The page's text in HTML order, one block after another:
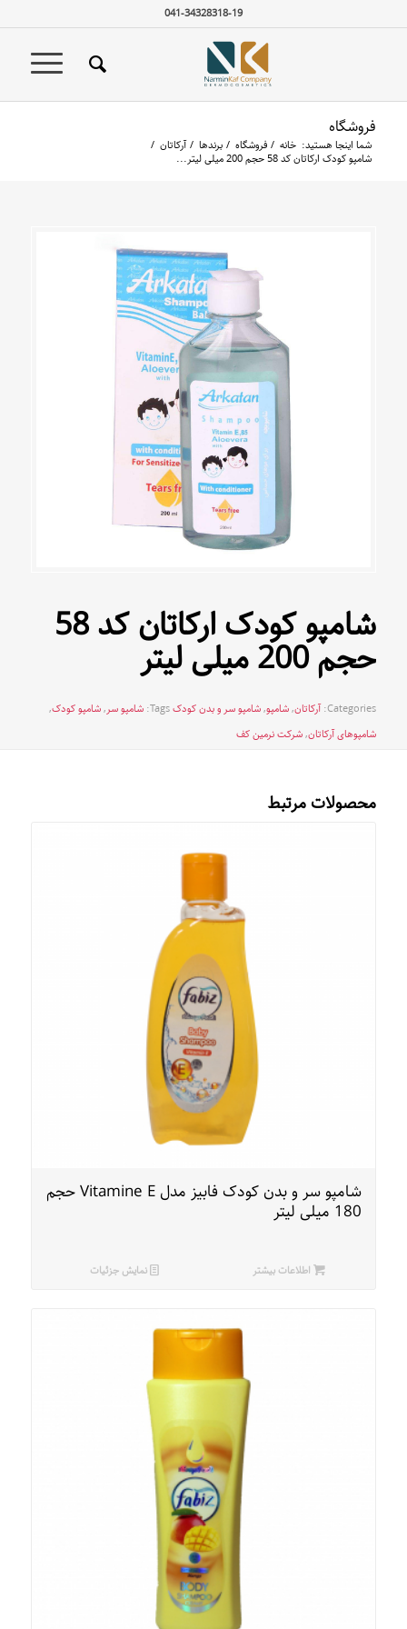
041-34328318-19
فروشگاه
شما اینجا هستید: خانه / فروشگاه / برندها / آرکاتان /
شامپو کودک ارکاتان کد 58 حجم 200 میلی لیتر...
شامپو کودک ارکاتان کد 58
حجم 200 میلی لیتر
Categories: آرکاتان,شامپو,شامپو سر و بدن کودکTags: شامپو سر,شامپو کودک,
شامپوهای آرکاتان,شرکت نرمین کف
محصولات مرتبط
شامپو سر و بدن کودک فابیز مدل Vitamine E حجم
180 میلی لیتر
اطلاعات بیشتر نمایش جزئیات